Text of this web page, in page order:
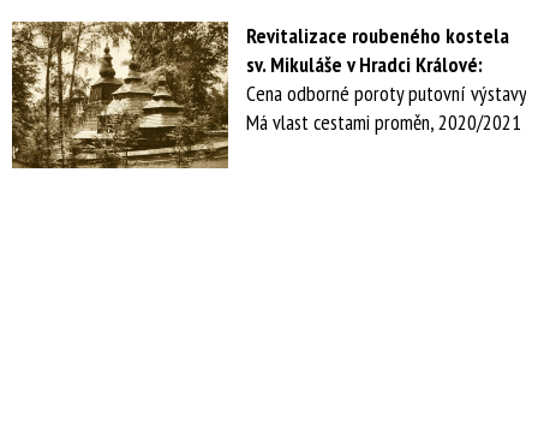
Revitalizace roubeného kostela
sv. Mikuláše v Hradci Králové:
Cena odborné poroty putovní výstavy
Má vlast cestami proměn, 2020/2021